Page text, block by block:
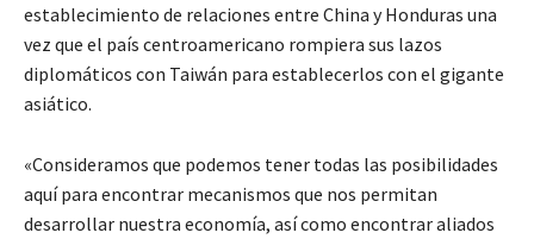
establecimiento de relaciones entre China y Honduras una
vez que el país centroamericano rompiera sus lazos
diplomáticos con Taiwán para establecerlos con el gigante
asiático.
«Consideramos que podemos tener todas las posibilidades
aquí para encontrar mecanismos que nos permitan
desarrollar nuestra economía, así como encontrar aliados